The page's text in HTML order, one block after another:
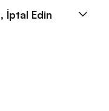
İptal Edin